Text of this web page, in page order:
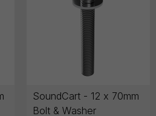
SoundCart - 12 x 70mm
Bolt & Washer